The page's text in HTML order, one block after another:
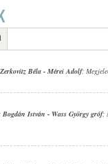
Zerkovitz Béla - Mérei Adolf;
Bogdán István - Wass György gróf;